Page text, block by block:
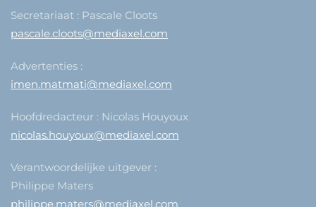
Secretariaat : Pascale Cloots
pascale.cloots@mediaxel.com
Advertenties :
imen.matmati@mediaxel.com
Hoofdredacteur : Nicolas Houyoux
nicolas.houyoux@mediaxel.com
Verantwoordelijke uitgever :
Philippe Maters
philippe.maters@mediaxel.com